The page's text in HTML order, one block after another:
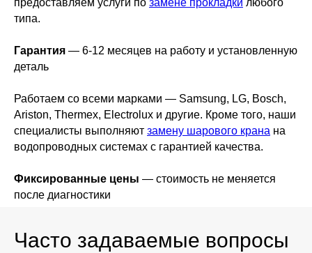
предоставляем услуги по замене прокладки любого
типа.
Гарантия — 6-12 месяцев на работу и установленную
деталь
Работаем со всеми марками — Samsung, LG, Bosch,
Ariston, Thermex, Electrolux и другие. Кроме того, наши
специалисты выполняют замену шарового крана на
водопроводных системах с гарантией качества.
Фиксированные цены — стоимость не меняется
после диагностики
Часто задаваемые вопросы